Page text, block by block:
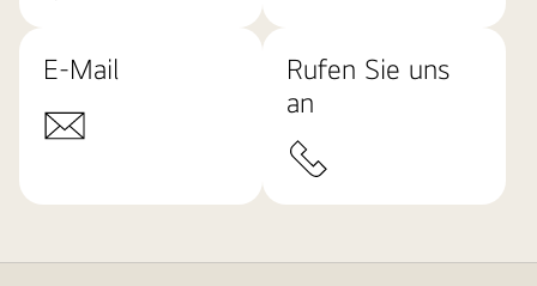
E-Mail
Rufen Sie uns
an